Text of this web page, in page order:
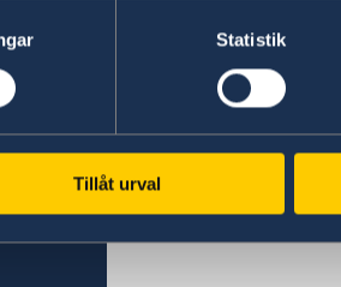
Statistik
Tillåt urval
Svenska konsulat
Telefon
+972 (0)8 6348038
Fax
Haifa
Telefon 1
+972 4 864 31 62